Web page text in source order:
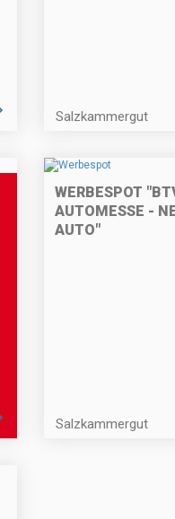
Salzkammergut
WERBESPOT
AUTOMESSE -
AUTO"
Salzkammergut